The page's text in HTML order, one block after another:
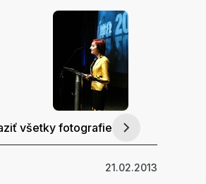
všetky fotografie
21.02.2013